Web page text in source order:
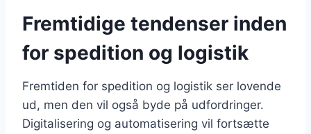
Fremtidige tendenser inden
for spedition og logistik
Fremtiden for spedition og logistik ser lovende
ud, men den vil også byde på udfordringer.
Digitalisering og automatisering vil fortsætte